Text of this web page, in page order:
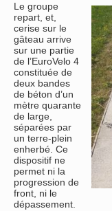
Le groupe
repart, et,
cerise sur le
gâteau arrive
sur une partie
de l’EuroVelo 4
constituée de
deux bandes
de béton d’un
mètre quarante
de large,
séparées par
un terre-plein
enherbé. Ce
dispositif ne
permet ni la
progression de
front, ni le
dépassement.